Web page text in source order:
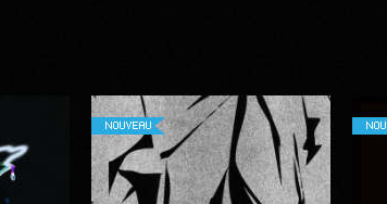
NOUVEAU